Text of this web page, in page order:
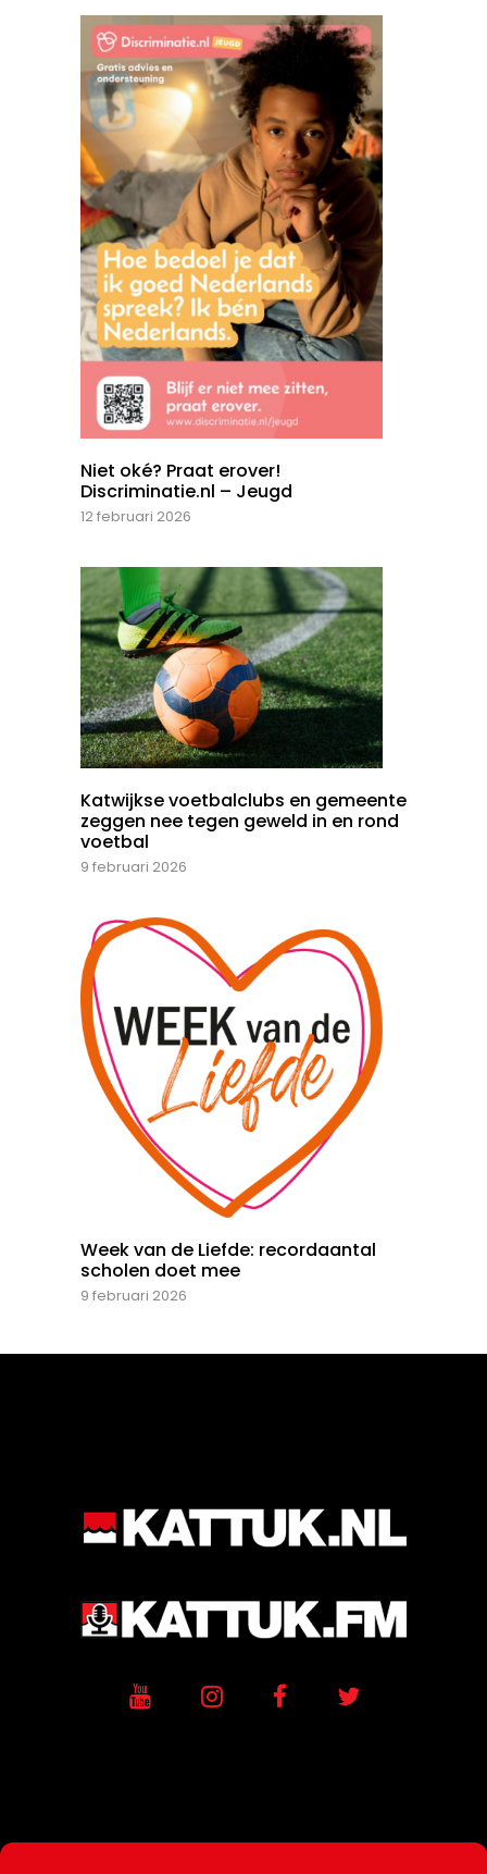
Niet oké? Praat erover!
Discriminatie.nl – Jeugd
12 februari 2026
Katwijkse voetbalclubs en gemeente
zeggen nee tegen geweld in en rond
voetbal
9 februari 2026
Week van de Liefde: recordaantal
scholen doet mee
9 februari 2026